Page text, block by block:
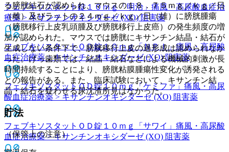
フェブキソスタット錠１０ｍｇ「明治」 痛風・高尿酸血症治
療薬 > キサンチンオキシダーゼ (XO) 阻害薬
フェブキソスタットＯＤ錠１０ｍｇ「ＮＰＩ」痛風・高尿酸
血症治療薬 > キサンチンオキシダーゼ (XO) 阻害薬
フェブキソスタットＯＤ錠１０ｍｇ「ケミファ」 痛風・高尿
酸血症治療薬 > キサンチンオキシダーゼ (XO) 阻害薬
フェブキソスタットＯＤ錠１０ｍｇ「サワイ」 痛風・高尿酸
血症治療薬 > キサンチンオキシダーゼ (XO) 阻害薬
る膀胱結石が認められ、マウスの１８．７５ｍｇ／ｋｇ／日
（雌）及びラットの２４ｍｇ／ｋｇ／日（雄）に膀胱腫瘍
（膀胱移行上皮乳頭腫及び膀胱移行上皮癌）の発生頻度の増
加が認められた。マウスでは膀胱にキサンチン結晶・結石が
生成しない条件下で、膀胱移行上皮の過形成は認められなか
った。げっ歯類では、結晶・結石などによる機械的刺激が長
時間持続することにより、膀胱粘膜腫瘍性変化が誘発される
との報告がある。また、臨床試験において、キサンチン結
晶・結石を疑わせる尿沈渣所見はなかった。
貯法
（保管上の注意）